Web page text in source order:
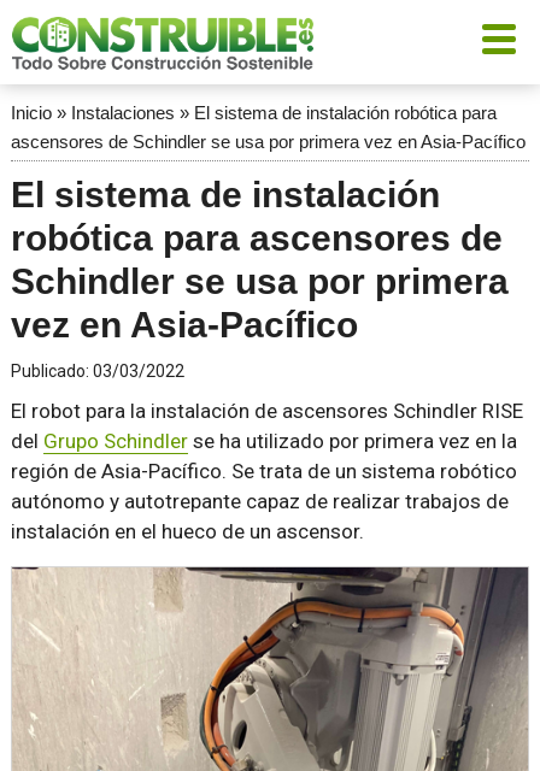
Inicio» Instalaciones » El sistema de instalación robótica para
ascensores de Schindler se usa por primera vez en Asia-Pacífico
El sistema de instalación
robótica para ascensores de
Schindler se usa por primera
vez en Asia-Pacífico
Publicado: 03/03/2022
El robot para la instalación de ascensores Schindler RISE
del Grupo Schindlerse ha utilizado por primera vez en la
región de Asia-Pacífico. Se trata de un sistema robótico
autónomo y autotrepante capaz de realizar trabajos de
instalación en el hueco de un ascensor.